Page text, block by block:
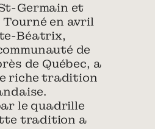
Germain et
Tourné en avril
Béatrix,
de
de Québec, a
riche tradition
le quadrille
tradition a